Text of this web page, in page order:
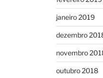
janeiro 2019
dezembro
novembro
outubro 2018